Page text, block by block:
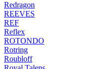
Redragon
REEVES
REF
Reflex
ROTONDO
Rotring
Roubloff